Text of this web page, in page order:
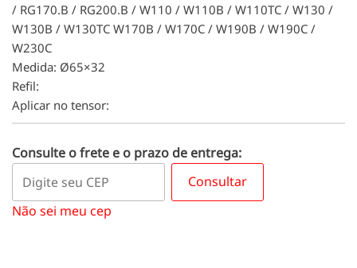
/ RG170.B / RG200.B / W110 / W110B / W110TC / W130 /
W130B / W130TC W170B / W170C / W190B / W190C /
W230C
Medida: Ø65×32
Refil:
Aplicar no tensor:
Consulte o frete e o prazo de entrega:
Consultar
Não sei meu cep